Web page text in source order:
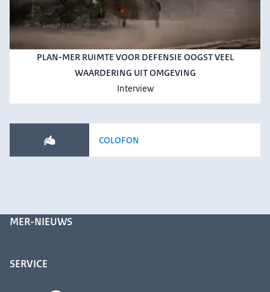
PLAN-MER RUIMTE VOOR DEFENSIE OOGST VEEL
WAARDERING UIT OMGEVING
Interview
COLOFON
MER-NIEUWS
SERVICE